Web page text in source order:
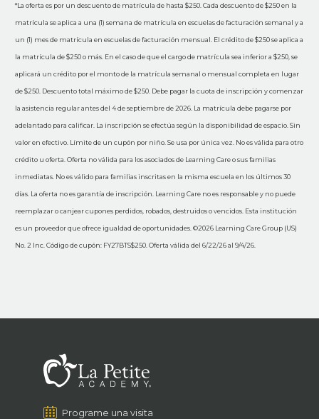
*La oferta es por un descuento de matrícula de hasta $250. Cada descuento de $250 en la
matrícula se aplica a una (1) semana de matrícula en escuelas de facturación semanal y a
un (1) mes de matrícula en escuelas de facturación mensual. El crédito de $250 se aplica a
la matrícula de $250 o más. En el caso de que el cargo de matrícula sea inferior a $250, se
aplicará un crédito por el monto de la matrícula semanal o mensual completa en lugar
de $250. Descuento total máximo de $250. Debe pagar la cuota de inscripción y comenzar
la asistencia regular antes del 4 de septiembre de 2026. La matrícula debe pagarse por
adelantado para calificar. La inscripción se efectúa según la disponibilidad de espacio. Sin
valor en efectivo. Límite de un cupón por niño. Se usa por única vez. No es válida para otro
crédito u oferta. Oferta no válida para los asociados de Learning Care o sus familias
inmediatas. No es válido para familias inscritas en la misma escuela en los últimos 30
días. La oferta no es garantía de inscripción. Learning Care no es responsable y no puede
reemplazar o canjear cupones perdidos, robados, destruidos o vencidos. Esta institución
es un proveedor que ofrece igualdad de oportunidades. ©2026 Learning Care Group (US)
No. 2 Inc. Código de cupón: FY27BTS$250. Oferta válida del 6/22/26 al 9/4/26.
Programe una visita